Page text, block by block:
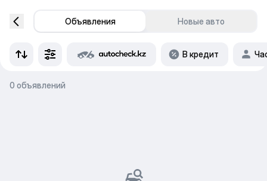
Объявления Новые авто
В кредит
0 объявлений